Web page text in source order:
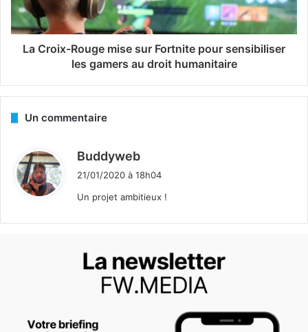
La Croix-Rouge mise sur Fortnite pour sensibiliser
les gamers au droit humanitaire
Un commentaire
Buddyweb
i
21/01/2020 à 18h04
Un projet ambitieux !